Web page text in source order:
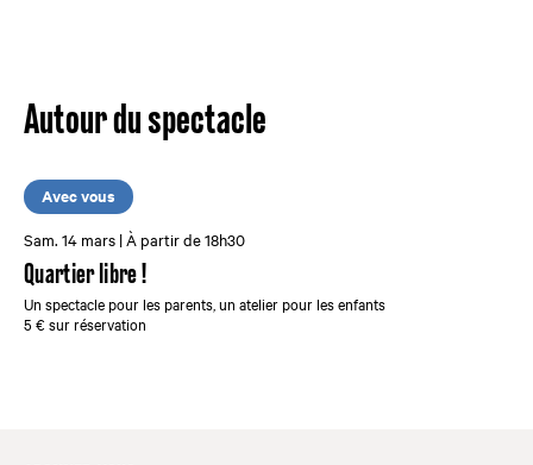
Autour du spectacle
Avec vous
Sam. 14 mars | À partir de 18h30
Quartier libre !
Un spectacle pour les parents, un atelier pour les enfants
5 € sur réservation